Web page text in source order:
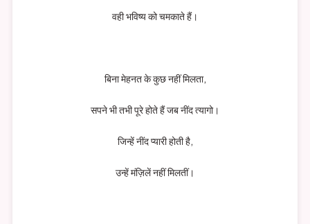
वही भविष्य को चमकाते हैं।
बिना मेहनत के कुछ नहीं मिलता,
सपने भी तभी पूरे होते हैं जब नींद त्यागो।
जिन्हें नींद प्यारी होती है,
उन्हें मंज़िलें नहीं मिलतीं।